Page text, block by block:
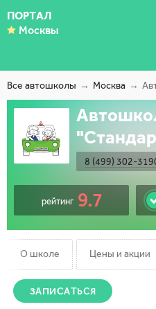
ПОРТАЛ
Москвы
Все автошколы Москва
8 (499) 302-
рейтинг 9.7
О школе Цены и акции
ЗАПИСАТЬСЯ